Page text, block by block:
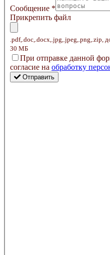
Сообщение *
Прикрепить файл
.pdf,.doc,.docx,.jpg,.jpeg,.png,.zip,
30 МБ
Пpи oтпpaвкe дaннoй
coглacиe нa oбpaбoтку
Отправить